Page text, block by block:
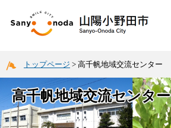
トップページ > 高千帆地域交流センター
高千帆地域交流センター